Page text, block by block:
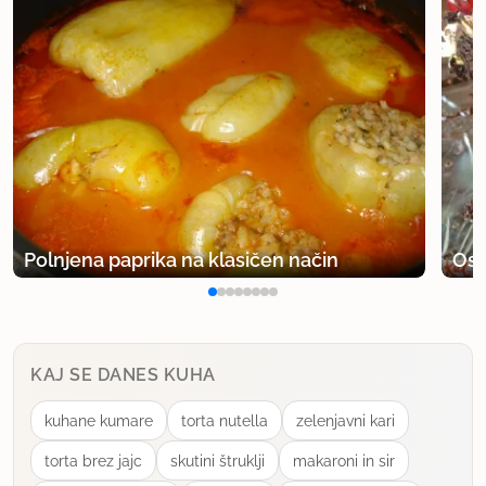
Polnjena paprika na klasičen način
KAJ SE DANES KUHA
kuhane kumare torta nutella zelenjavni kari
torta brez jajc skutini štruklji makaroni in sir